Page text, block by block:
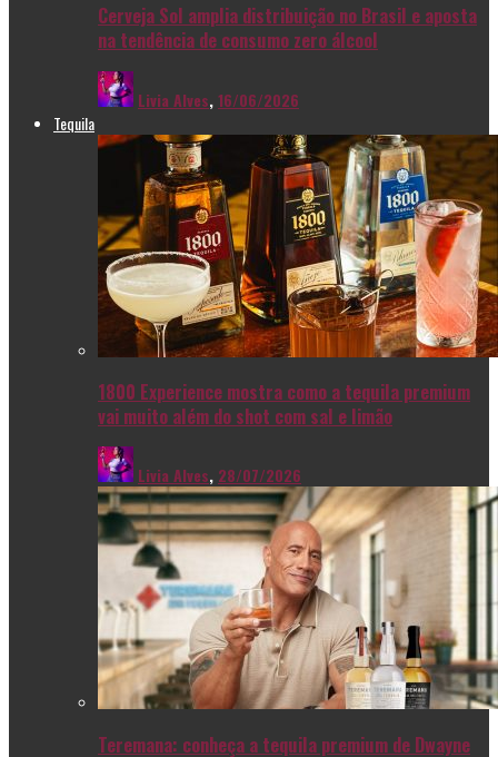
Cerveja Sol amplia distribuição no Brasil e aposta
na tendência de consumo zero álcool
Livia Alves,16/06/2026
Tequila
1800 Experience mostra como a tequila premium
vai muito além do shot com sal e limão
Livia Alves, 28/07/2026
Teremana: conheça a tequila premium de Dwayne